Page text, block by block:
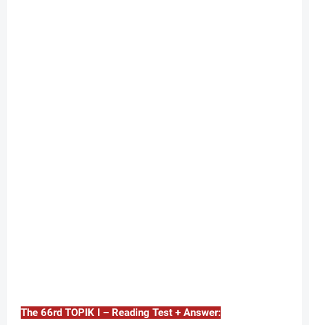
The 66rd TOPIK I – Reading Test + Answer: